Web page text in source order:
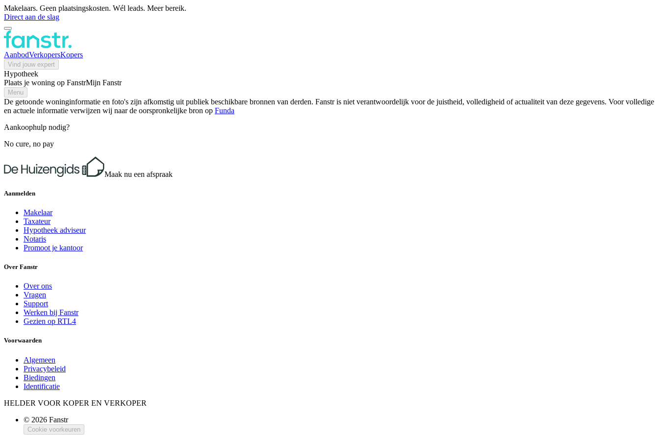
Makelaars. Geen plaatsingskosten. Wél leads. Meer bereik.
Direct aan de slag
AanbodVerkopersKopers
Vind jouw expert
Hypotheek
Plaats je woning op FanstrMijn Fanstr
Menu
De getoonde woninginformatie en foto's zijn afkomstig uit publiek beschikbare bronnen van derden. Fanstr is niet verantwoordelijk voor de juistheid, volledigheid of actualiteit van deze gegevens. Voor volledige
en actuele informatie verwijzen wij naar de oorspronkelijke bron op Funda
Aankoophulp nodig?
No cure, no pay
Maak nu een afspraak
Aanmelden
Makelaar
Taxateur
Hypotheek adviseur
Notaris
Promoot je kantoor
Over Fanstr
Over ons
Vragen
Support
Werken bij Fanstr
Gezien op RTL4
Voorwaarden
Algemeen
Privacybeleid
Biedingen
Identificatie
HELDER VOOR KOPER EN VERKOPER
© 2026 Fanstr
Cookie voorkeuren